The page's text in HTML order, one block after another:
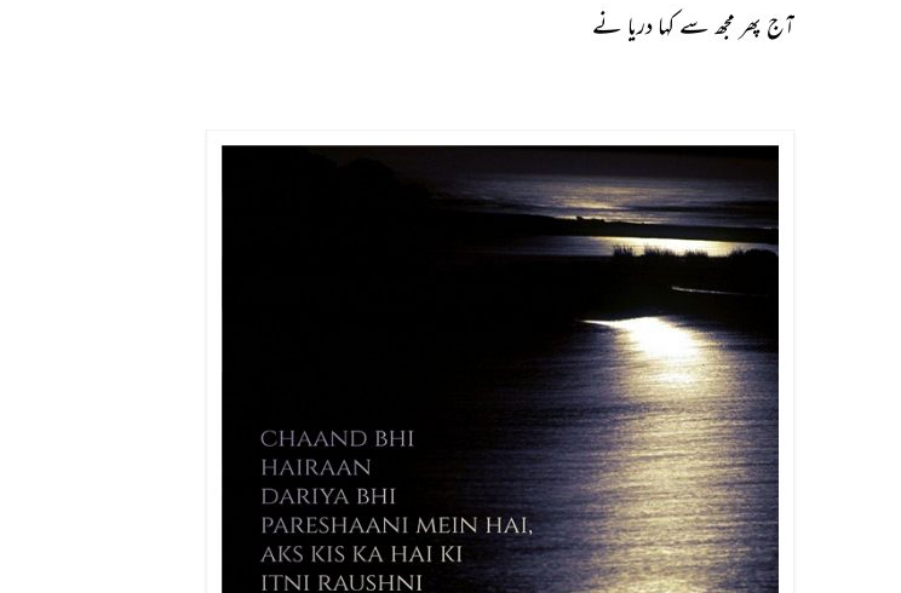
آج پھر مجھ سے کہا دریا نے